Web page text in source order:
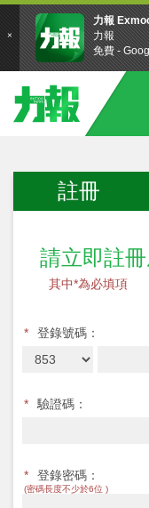
註冊
請立即註
其中*為必填項
* 登錄號碼：
*
驗證碼：
* 登錄密碼：
(密碼長度不少於6位 )